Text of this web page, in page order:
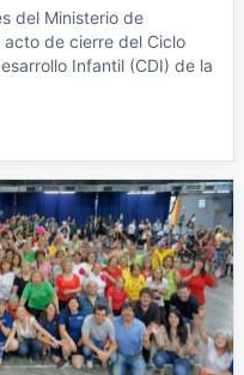
del Ministerio de
acto de cierre del Ciclo
Infantil (CDI) de la